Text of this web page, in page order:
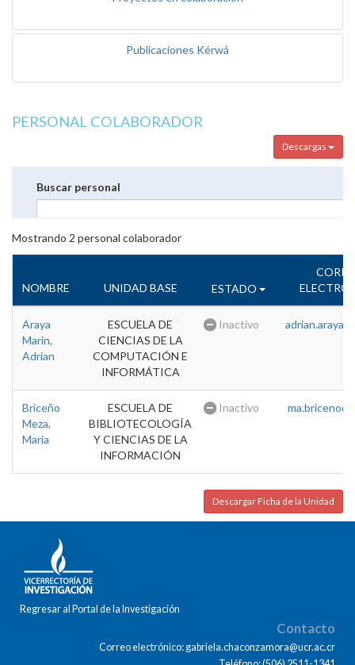
Publicaciones Kérwá
PERSONAL COLABORADOR
Descargas
Buscar personal
Mostrando 2 personal colaborador
NOMBRE UNIDAD BASE ESTADO
Araya
Marin,
Adrian
ESCUELA DE
CIENCIAS DE LA
COMPUTACIÓN E
INFORMÁTICA
Inactivo
Briceño
Meza,
Maria
ESCUELA DE
BIBLIOTECOLOGÍA
Y CIENCIAS DE LA
INFORMACIÓN
Inactivo
Descargar Ficha de la Unidad
Regresar al Portal de la Investigación
Contacto
Correo electrónico: gabriela.chaconzamora@ucr.ac.cr